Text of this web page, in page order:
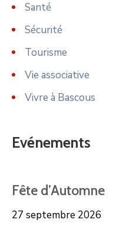
Santé
Sécurité
Tourisme
Vie associative
Vivre à Bascous
Evénements
Fête d’Automne
27 septembre 2026